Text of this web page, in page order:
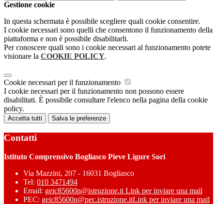
Gestione cookie
In questa schermata è possibile scegliere quali cookie consentire.
I cookie necessari sono quelli che consentono il funzionamento della
piattaforma e non è possibile disabilitarli.
Per conoscere quali sono i cookie necessari al funzionamento potete
visionare la COOKIE POLICY.
Cookie necessari per il funzionamento
I cookie necessari per il funzionamento non possono essere
disabilitati. È possibile consultare l'elenco nella pagina della cookie
policy.
Accetta tutti Salva le preferenze
Contatti
Istituto Comprensivo Bogliasco Pieve Ligure Sori
Via Mazzini, 207 - 16031 Bogliasco
Tel: 010 3471494
Email: geic85600n@istruzione.it Link per inviare una mail
PEC: geic85600n@pec.istruzione.itLink per inviare una mail